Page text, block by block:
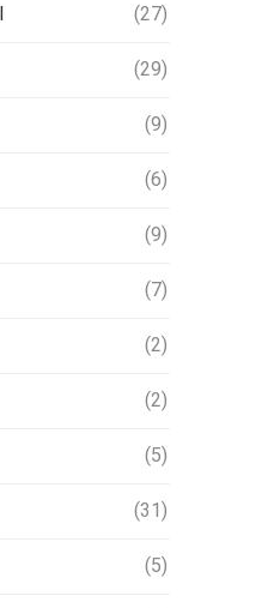
(27)
(29)
(9)
(6)
(9)
(7)
(2)
(2)
(5)
(31)
(5)